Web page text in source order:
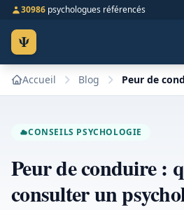
30986 psychologues référencés
Ψ
Accueil Blog
CONSEILS PSYCHOLOGIE
Peur de conduire :
consulter un